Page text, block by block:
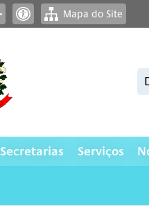
Mapa do Site
Secretarias Serviços